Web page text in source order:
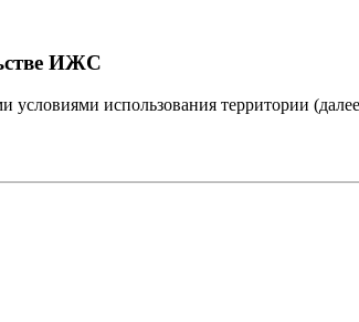
ИЖС
условиями использования территории